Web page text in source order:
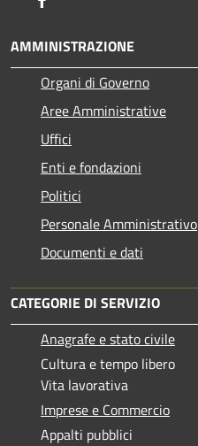
AMMINISTRAZIONE
Organi di Governo
Aree Amministrative
Uffici
Enti e fondazioni
Politici
Personale Amministrativo
Documenti e dati
CATEGORIE DI SERVIZIO
Anagrafe e stato civile
Cultura e tempo libero
Vita lavorativa
Imprese e Commercio
Appalti pubblici